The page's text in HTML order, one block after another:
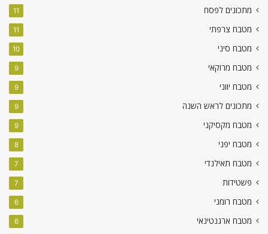
מתכונים לפסח 11
מטבח צרפתי 11
מטבח סיני 10
מטבח מרוקאי 9
מטבח יווני 9
מתכונים לראש השנה 9
מטבח מקסיקני 9
מטבח יפני 8
מטבח תאילנדי 7
פשטידות 7
מטבח רומני 6
מטבח ארגנטינאי 6